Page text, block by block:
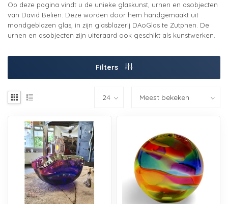
Op deze pagina vindt u de unieke glaskunst, urnen en asobjecten
van David Beliën. Deze worden door hem handgemaakt uit
mondgeblazen glas, in zijn glasblazerij DAoGlas te Zutphen. De
urnen en asobjecten zijn uiteraard ook geschikt als kunstwerken.
Filters